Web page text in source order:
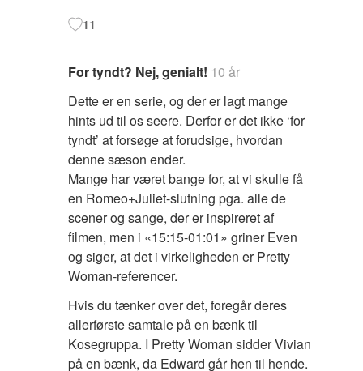
11
For tyndt? Nej, genialt! 10 år
Dette er en serie, og der er lagt mange
hints ud til os seere. Derfor er det ikke ‘for
tyndt’ at forsøge at forudsige, hvordan
denne sæson ender.
Mange har været bange for, at vi skulle få
en Romeo+Juliet-slutning pga. alle de
scener og sange, der er inspireret af
filmen, men i «15:15-01:01» griner Even
og siger, at det i virkeligheden er Pretty
Woman-referencer.
Hvis du tænker over det, foregår deres
allerførste samtale på en bænk til
Kosegruppa. I Pretty Woman sidder Vivian
på en bænk, da Edward går hen til hende.